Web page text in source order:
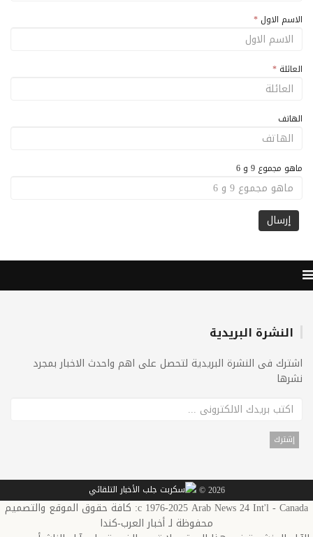
الاسم الاول *
العائلة *
الهاتف
ماهو مجموع 9 و 6
النشرة البريدية
اشترك فى النشرة البريدية لتحصل على اهم واحدث الاخبار بمجرد
نشرها
2026 ©
c 1976-2025 Arab News 24 Int'l - Canada: كافة حقوق الموقع والتصميم
محفوظة لـ أخبار العرب-كندا